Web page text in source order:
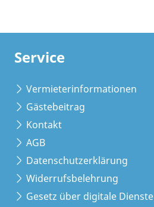
Service
Vermieterinformationen
Gästebeitrag
Kontakt
AGB
Datenschutzerklärung
Widerrufsbelehrung
Gesetz über digitale Dienste